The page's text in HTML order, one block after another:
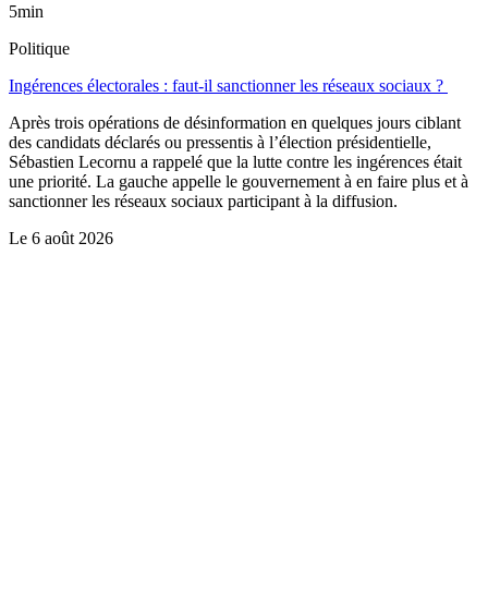
5min
Politique
Ingérences électorales : faut-il sanctionner les réseaux sociaux ?
Après trois opérations de désinformation en quelques jours ciblant
des candidats déclarés ou pressentis à l’élection présidentielle,
Sébastien Lecornu a rappelé que la lutte contre les ingérences était
une priorité. La gauche appelle le gouvernement à en faire plus et à
sanctionner les réseaux sociaux participant à la diffusion.
Le 6 août 2026